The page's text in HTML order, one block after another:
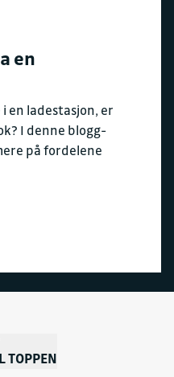
en
en ladestasjon, er
I denne blogg-
på fordelene
TOPPEN